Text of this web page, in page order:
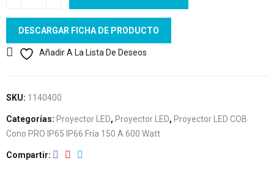
DESCARGAR FICHA DE PRODUCTO
Añadir A La Lista De Deseos
SKU: 1140400
Categorías: Proyector LED, Proyector LED, Proyector LED COB
Cono PRO IP65 IP66 Fría 150 A 600 Watt
Compartir